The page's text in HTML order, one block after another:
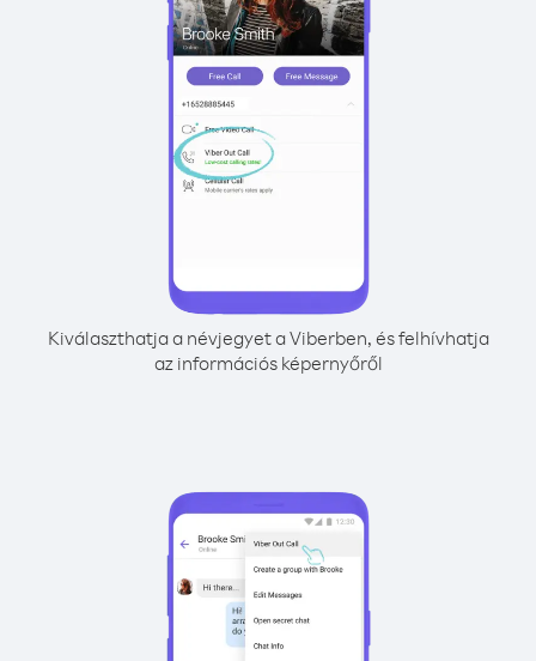
Kiválaszthatja a névjegyet a Viberben, és felhívhatja
az információs képernyőről